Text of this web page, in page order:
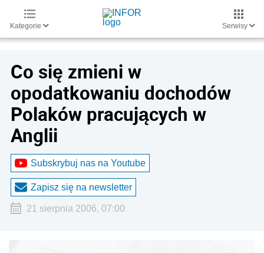
Kategorie Serwisy
Co się zmieni w
opodatkowaniu dochodów
Polaków pracujących w
Anglii
Subskrybuj nas na Youtube
Zapisz się na newsletter
21 sierpnia 2006, 07:00